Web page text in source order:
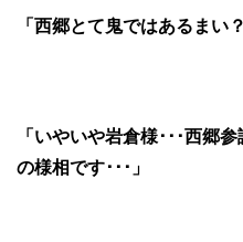
「西郷とて鬼ではあるまい？
「いやいや岩倉様･･･西郷
の様相です･･･」